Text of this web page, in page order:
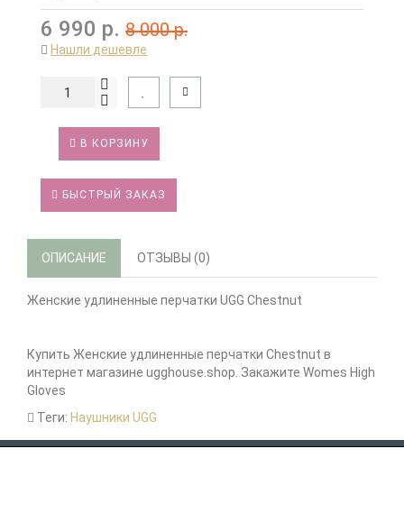
6 990 р. 8 000 р.
Нашли дешевле
В КОРЗИНУ
БЫСТРЫЙ ЗАКАЗ
ОПИСАНИЕ ОТЗЫВЫ (0)
Женские удлиненные перчатки UGG Chestnut
Купить Женские удлиненные перчатки Chestnut в
интернет магазине ugghouse.shop. Закажите Womes High
Gloves
Теги: Наушники UGG